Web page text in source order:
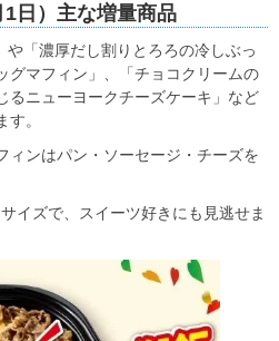
日）主な増量商品
「濃厚だし割りとろろの冷しぶっ
グマフィン」、「チョコクリームの
るニューヨークチーズケーキ」など
。
ィンはパン・ソーセージ・チーズを
イズで、スイーツ好きにも見逃せま